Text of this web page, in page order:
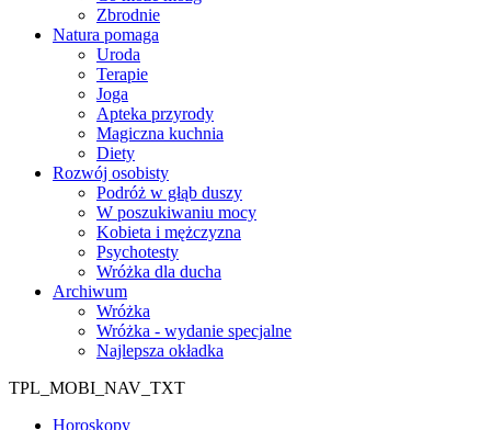
Zbrodnie
Natura pomaga
Uroda
Terapie
Joga
Apteka przyrody
Magiczna kuchnia
Diety
Rozwój osobisty
Podróż w głąb duszy
W poszukiwaniu mocy
Kobieta i mężczyzna
Psychotesty
Wróżka dla ducha
Archiwum
Wróżka
Wróżka - wydanie specjalne
Najlepsza okładka
TPL_MOBI_NAV_TXT
Horoskopy